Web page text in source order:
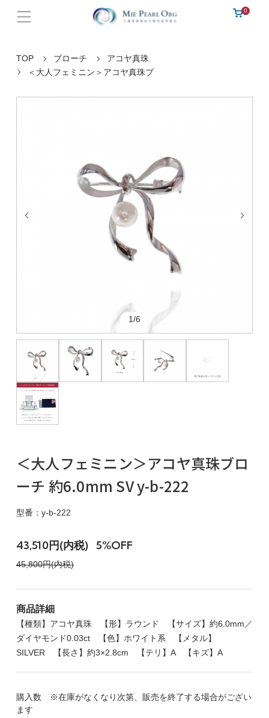
0
TOP ブローチ
アコヤ真珠
＜大人フェミニン＞アコヤ真珠ブ
1/6
＜大人フェミニン＞アコヤ真珠ブロ
ーチ 約6.0mm SV y-b-222
型番：y-b-222
43,510円(内税) 5%OFF
45,800円(内税)
商品詳細
【種類】アコヤ真珠 【形】ラウンド 【サイズ】約6.0mm／
ダイヤモンド0.03ct 【色】ホワイト系 【メタル】
SILVER 【長さ】約3×2.8cm 【テリ】A 【キズ】A
購入数 ※在庫がなくなり次第、販売を終了する場合がござい
ます